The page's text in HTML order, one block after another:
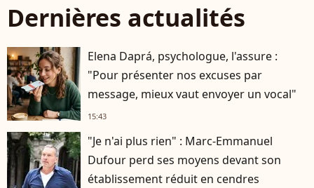
Dernières actualités
Elena Daprá, psychologue, l'assure :
"Pour présenter nos excuses par
message, mieux vaut envoyer un vocal"
15:43
"Je n'ai plus rien" : Marc-Emmanuel
Dufour perd ses moyens devant son
établissement réduit en cendres